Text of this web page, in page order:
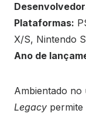
Plataformas:
X/S, Nintendo
Ano de
Ambientado no
Legacy